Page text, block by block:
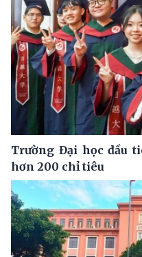
Trường Đại học đầu
hơn 200 chỉ tiêu